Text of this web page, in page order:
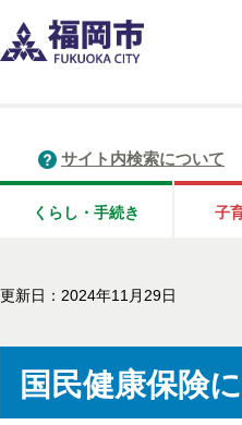
サイト内検索について
くらし・手続き 子
更新日：2024年11月29日
国民健康保険